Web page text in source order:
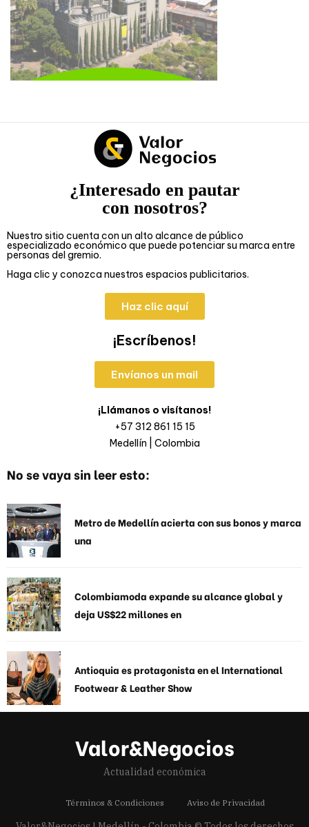
¿Interesado en pautar
con nosotros?
Nuestro sitio cuenta con un alto alcance de público
especializado económico que puede potenciar su marca entre
personas del gremio.
Haga clic y conozca nuestros espacios publicitarios.
Haz clic aquí
¡Escríbenos!
Envíanos un mail
¡Llámanos o visítanos!
+57 312 861 15 15
Medellín | Colombia
No se vaya sin leer esto:
Metro de Medellín acierta con sus bonos y marca
una
Colombiamoda expande su alcance global y
deja US$22 millones en
Antioquia es protagonista en el International
Footwear & Leather Show
Valor&Negocios
Actualidad económica
Términos & Condiciones Aviso de Privacidad